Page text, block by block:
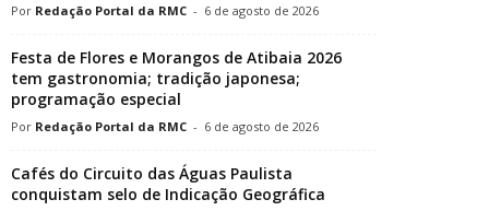
Redação Portal da RMC - 6 de agosto de 2026
Festa de Flores e Morangos de Atibaia 2026
tem gastronomia; tradição japonesa;
programação especial
Redação Portal da RMC - 6 de agosto de 2026
Cafés do Circuito das Águas Paulista
conquistam selo de Indicação Geográfica